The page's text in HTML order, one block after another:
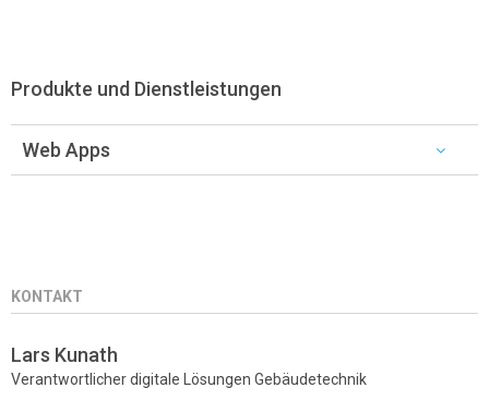
Produkte und Dienstleistungen
Web Apps
KONTAKT
Lars Kunath
Verantwortlicher digitale Lösungen Gebäudetechnik